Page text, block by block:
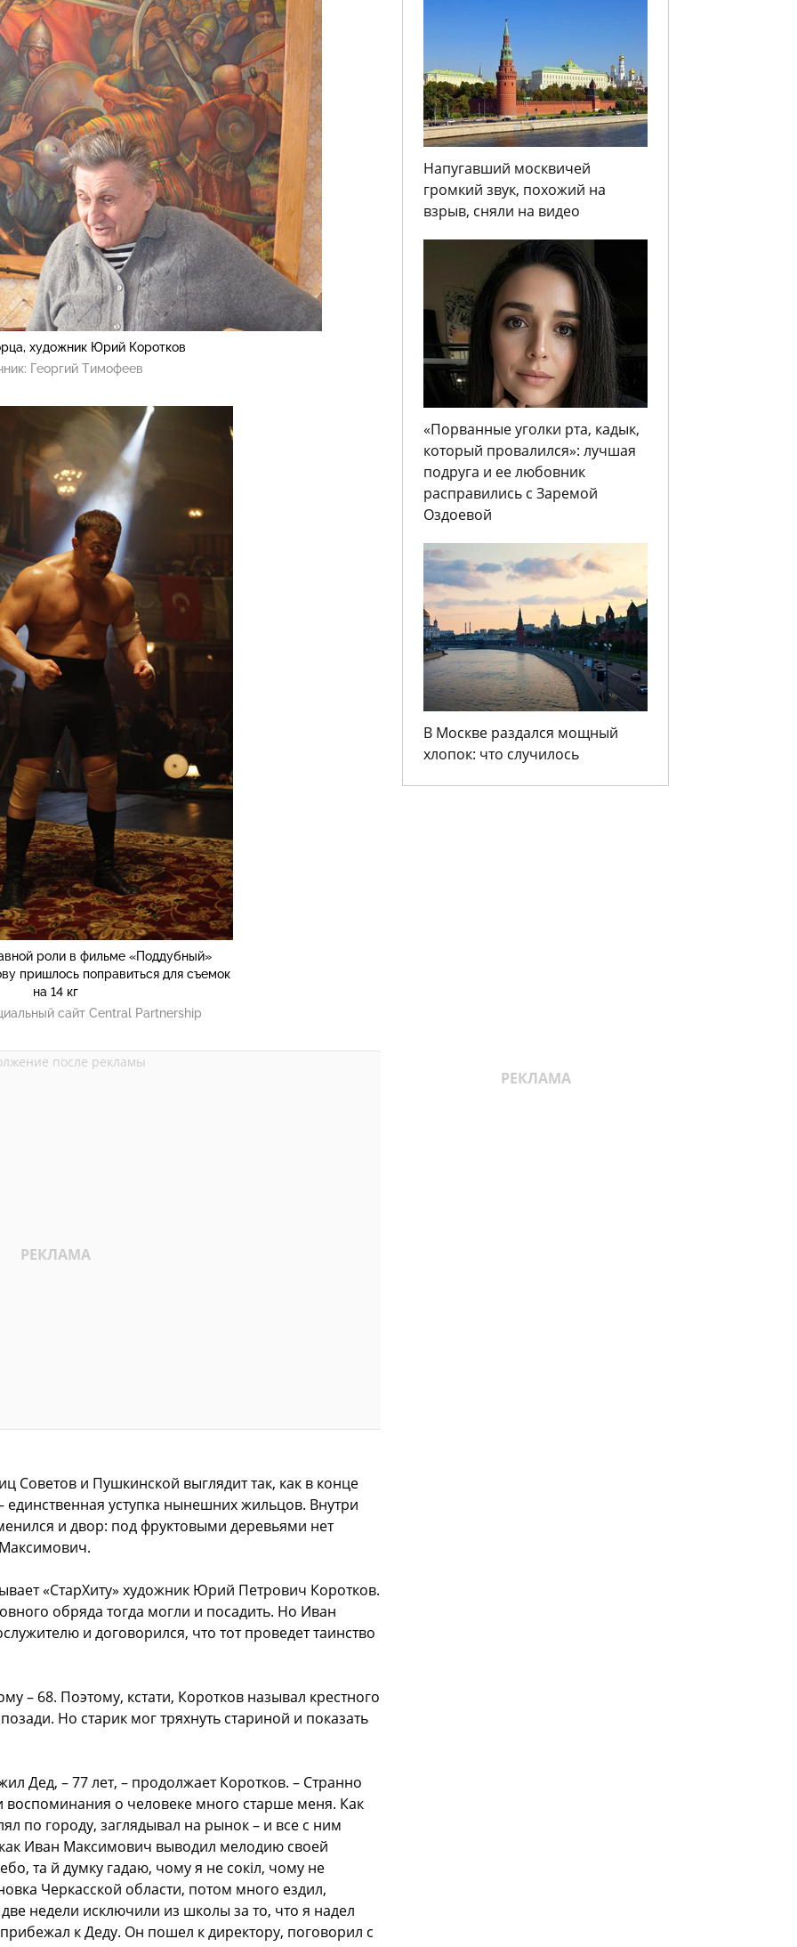
художник Юрий Коротков
Георгий Тимофеев
роли в фильме «Поддубный»
пришлось поправиться для съемок
на 14 кг
сайт Central Partnership
Советов и Пушкинской выглядит так, как в конце
единственная уступка нынешних жильцов. Внутри
и двор: под фруктовыми деревьями нет
«СтарХиту» художник Юрий Петрович Коротков.
обряда тогда могли и посадить. Но Иван
и договорился, что тот проведет таинство
– 68. Поэтому, кстати, Коротков называл крестного
Но старик мог тряхнуть стариной и показать
Дед, – 77 лет, – продолжает Коротков. – Странно
воспоминания о человеке много старше меня. Как
по городу, заглядывал на рынок – и все с ним
Иван Максимович выводил мелодию своей
та й думку гадаю, чому я не сокiл, чому не
Черкасской области, потом много ездил,
недели исключили из школы за то, что я надел
к Деду. Он пошел к директору, поговорил с
Напугавший москвичей
громкий звук, похожий на
взрыв, сняли на видео
«Порванные уголки рта, кадык,
который провалился»: лучшая
подруга и ее любовник
расправились с Заремой
Оздоевой
В Москве раздался мощный
хлопок: что случилось